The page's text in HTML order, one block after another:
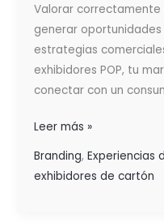
Valorar
generar
estrategias
exhibidores POP, tu
conectar con un
Leer más »
Branding, Experiencias
exhibidores de cartón